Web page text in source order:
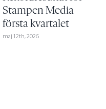
Stampen Media
första kvartalet
maj 12th, 2026